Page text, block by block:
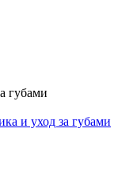
губами
и уход за губами